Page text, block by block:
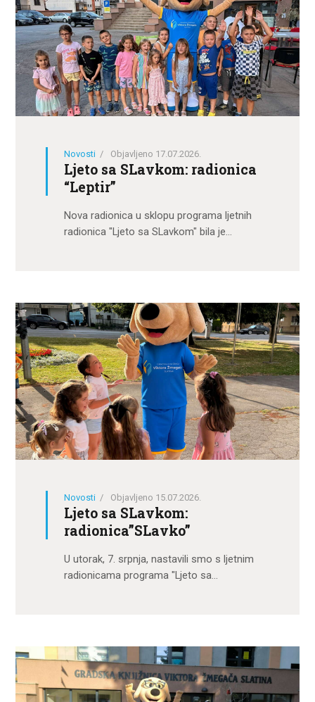
Novosti Objavljeno 17.07.2026.
Ljeto sa SLavkom: radionica
“Leptir”
Nova radionica u sklopu programa ljetnih
radionica "Ljeto sa SLavkom" bila je…
Novosti Objavljeno 15.07.2026.
Ljeto sa SLavkom:
radionica”SLavko”
U utorak, 7. srpnja, nastavili smo s ljetnim
radionicama programa "Ljeto sa…